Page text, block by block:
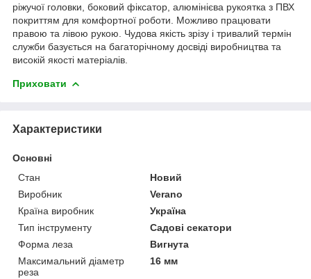
рiжучої головки, боковий фіксатор, алюмінієва рукоятка з ПВХ
покриттям для комфортної роботи. Можливо працювати
правою та лівою рукою. Чудова якість зрізу і тривалий термін
служби базується на багаторічному досвіді виробництва та
високій якості матеріалів.
Приховати
Характеристики
Основні
Стан
Новий
Виробник
Verano
Країна виробник
Україна
Тип інструменту
Садові секатори
Форма леза
Вигнута
Максимальний діаметр
реза
16 мм